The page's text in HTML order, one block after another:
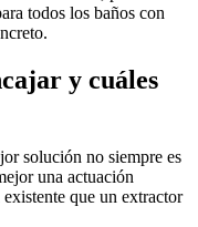
todos los baños con
y cuáles
solución no siempre es
una actuación
que un extractor